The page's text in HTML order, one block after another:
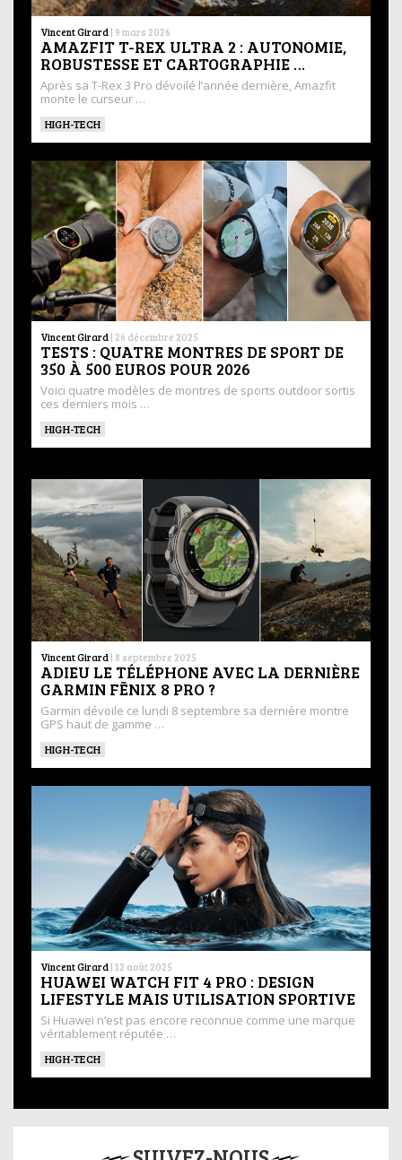
Vincent Girard | 9 mars 2026
AMAZFIT T-REX ULTRA 2 : AUTONOMIE,
ROBUSTESSE ET CARTOGRAPHIE …
Après sa T-Rex 3 Pro dévoilé l’année dernière, Amazfit
monte le curseur …
HIGH-TECH
Vincent Girard | 26 décembre 2025
TESTS : QUATRE MONTRES DE SPORT DE
350 À 500 EUROS POUR 2026
Voici quatre modèles de montres de sports outdoor sortis
ces derniers mois …
HIGH-TECH
Vincent Girard | 8 septembre 2025
ADIEU LE TÉLÉPHONE AVEC LA DERNIÈRE
GARMIN FĒNIX 8 PRO ?
Garmin dévoile ce lundi 8 septembre sa dernière montre
GPS haut de gamme …
HIGH-TECH
Vincent Girard | 12 août 2025
HUAWEI WATCH FIT 4 PRO : DESIGN
LIFESTYLE MAIS UTILISATION SPORTIVE
Si Huawei n’est pas encore reconnue comme une marque
véritablement réputée …
HIGH-TECH